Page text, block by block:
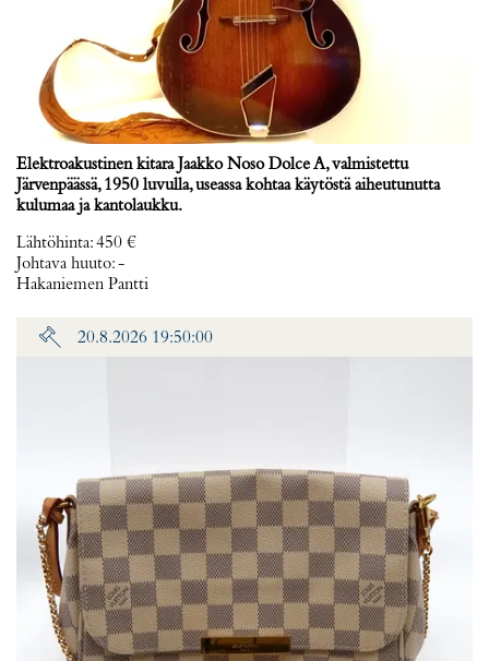
Elektroakustinen kitara Jaakko Noso Dolce A, valmistettu
Järvenpäässä, 1950 luvulla, useassa kohtaa käytöstä aiheutunutta
kulumaa ja kantolaukku.
Lähtöhinta:450 €
Johtava huuto:-
Hakaniemen Pantti
20.8.2026 19:50:00